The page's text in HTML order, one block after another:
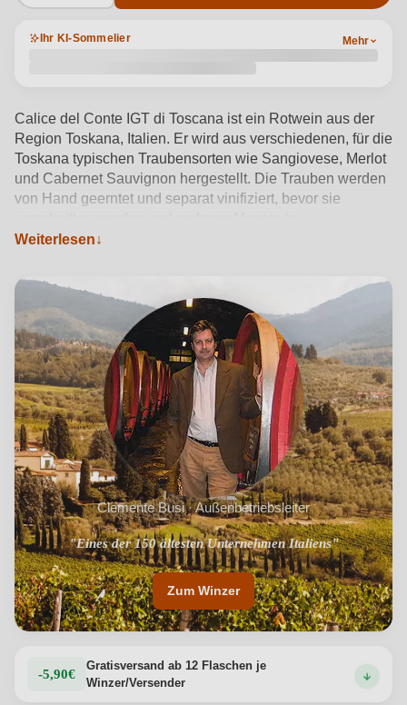
Ihr KI-Sommelier Mehr
Calice del Conte IGT di Toscana ist ein Rotwein aus der
Region Toskana, Italien. Er wird aus verschiedenen, für die
Toskana typischen Traubensorten wie Sangiovese, Merlot
und Cabernet Sauvignon hergestellt. Die Trauben werden
von Hand geerntet und separat vinifiziert, bevor sie
Eichenfässern reifen. Der Wein hat eine ausgewogene
Gewürzen, begleitet von weichen Tanninen und guter
Säure. Er ist ein vielseitiger Wein, der ideal zu einer
Vielzahl von Fleisch- und Käsegerichten passt.
Produktdetails anzeigen →
Weiterlesen
Clemente Busi · Außenbetriebsleiter
"Eines der 150 ältesten Unternehmen Italiens"
"Nur 25 km östlich von Florenz"
Zum Winzer
-5,90€
Gratisversand ab 12 Flaschen je
Winzer/Versender